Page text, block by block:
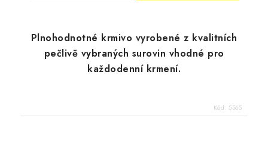
Plnohodnotné krmivo vyrobené z kvalitních
pečlivě vybraných surovin vhodné pro
každodenní krmení.
Kód: 5565